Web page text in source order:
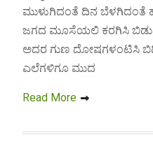
ಮುಳುಗಿದಂತೆ ದಿನ ಬೆಳಗಿದಂತೆ
ಜಗದ ಮೂಸೆಯಲಿ ಕರಗಿಸಿ
ಅದರ ಗುಣ ದೋಷಗಳಂಟಿಸಿ
ಎಲೆಗಳಿಗೂ ಮುದ
Read More